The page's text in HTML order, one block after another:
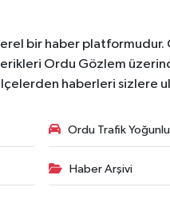
bir haber
Ordu Gözlem
haberleri sizlere
Ordu Trafik
Haber Arşivi